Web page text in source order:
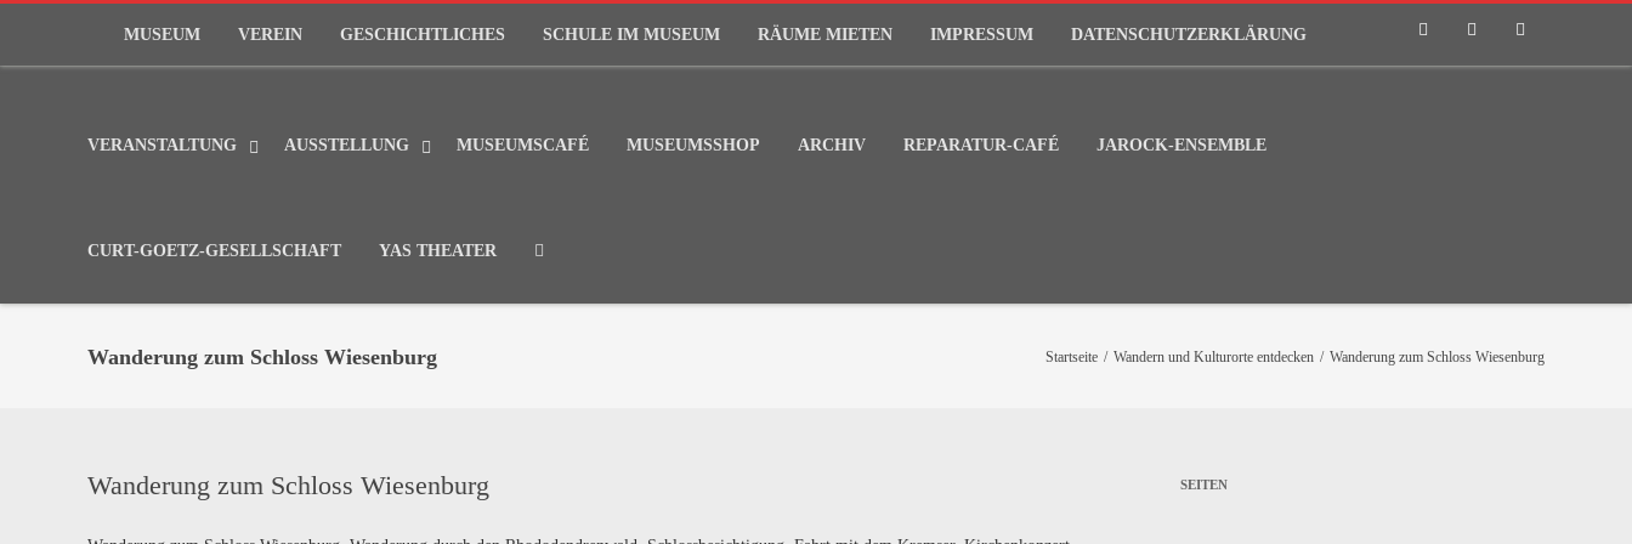
MUSEUM VEREIN GESCHICHTLICHES SCHULE IM MUSEUM RÄUME MIETEN IMPRESSUM DATENSCHUTZERKLÄRUNG
VERANSTALTUNG AUSSTELLUNG MUSEUMSCAFÉ MUSEUMSSHOP ARCHIV REPARATUR-CAFÉ JAROCK-ENSEMBLE
CURT-GOETZ-GESELLSCHAFT YAS THEATER
Wanderung zum Schloss Wiesenburg Startseite / Wandern und Kulturorte entdecken / Wanderung zum Schloss Wiesenburg
Wanderung zum Schloss Wiesenburg SEITEN